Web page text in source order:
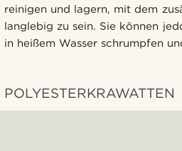
reinigen und lagern, mit dem
langlebig zu sein. Sie können
in heißem Wasser schrumpfen
POLYESTERKRAWATTEN